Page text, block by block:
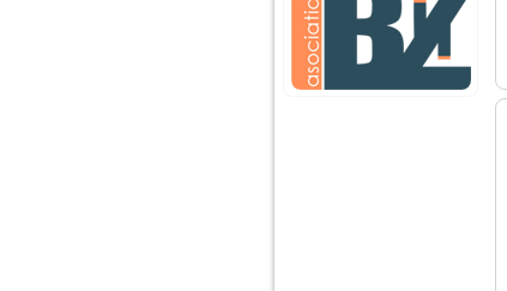
o palma sau pedepse.
De 4 ani am o relatie
serioasa cu un barbat